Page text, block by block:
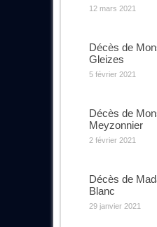
12 mars 2021
Décès de
Gleizes
5 février 2021
Décès de
Meyzonnier
2 février 2021
Décès de
Blanc
29 janvier 2021